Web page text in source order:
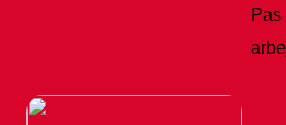
Pas